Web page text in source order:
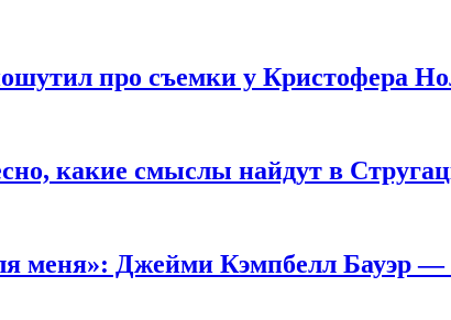
про съемки у Кристофера
какие смыслы найдут в
меня»: Джейми Кэмпбелл Бауэр —